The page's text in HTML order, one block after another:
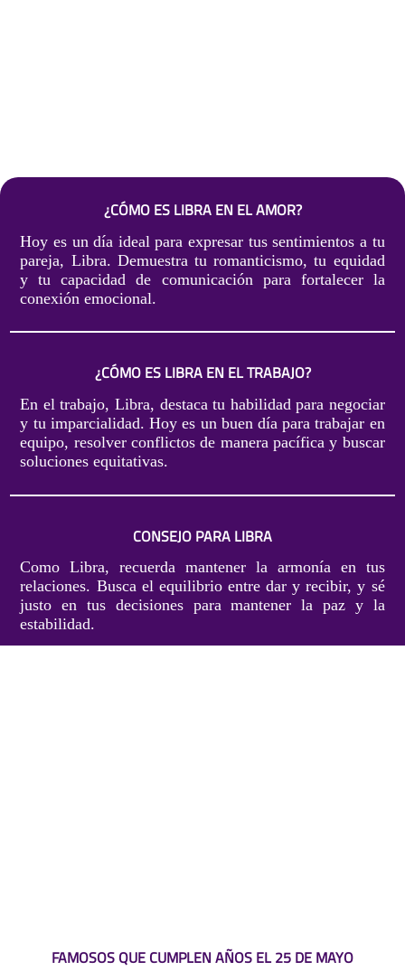
¿CÓMO ES LIBRA EN EL AMOR?
Hoy es un día ideal para expresar tus sentimientos a tu
pareja, Libra. Demuestra tu romanticismo, tu equidad
y tu capacidad de comunicación para fortalecer la
conexión emocional.
¿CÓMO ES LIBRA EN EL TRABAJO?
En el trabajo, Libra, destaca tu habilidad para negociar
y tu imparcialidad. Hoy es un buen día para trabajar en
equipo, resolver conflictos de manera pacífica y buscar
soluciones equitativas.
CONSEJO PARA LIBRA
Como Libra, recuerda mantener la armonía en tus
relaciones. Busca el equilibrio entre dar y recibir, y sé
justo en tus decisiones para mantener la paz y la
estabilidad.
FAMOSOS QUE CUMPLEN AÑOS EL 25 DE MAYO